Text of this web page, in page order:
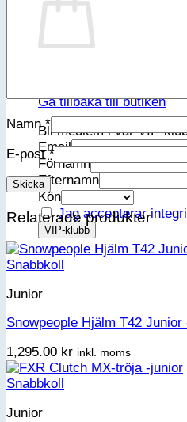
Gå tillbaka till butiken
Bli medlem i vår VIP-
Email
Förnamn
Efternamn
Kön
Jag accepterar
Namn*
E-post*
Relaterade produkter
Snabbkoll
Junior
Snowpeople Hjälm T42 Junior
1,295.00 kr inkl. moms
Snabbkoll
Junior